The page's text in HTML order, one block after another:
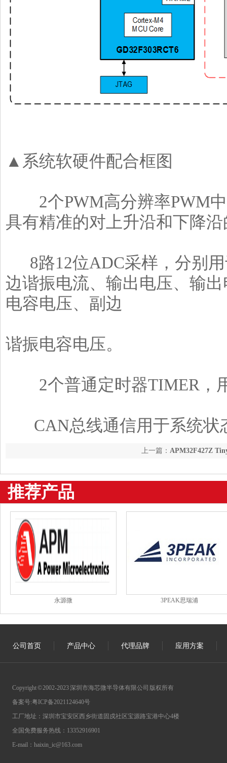
▲系统软硬件配合框图
2个PWM高分辨率PWM中
具有精准的对上升沿和下降
8路12位ADC采样，分别用
边谐振电流、输出电压、输
电容电压、副边
谐振电容电压。
2个普通定时器TIMER，
CAN总线通信用于系统状
上一篇： APM32F427Z
推荐产品
永源微 3PEAK思瑞浦
公司首页 产品中心 代理品牌 应用方案
Copyright © 2002-2023 深圳市海芯微半导体有限公司 版权所有
备案号:粤ICP备2021124640号
工厂地址：深圳市宝安区西乡街道固戍社区宝源路宝港中心4楼
全国免费服务热线：13352916901
E-mail：haixin_ic@163.com